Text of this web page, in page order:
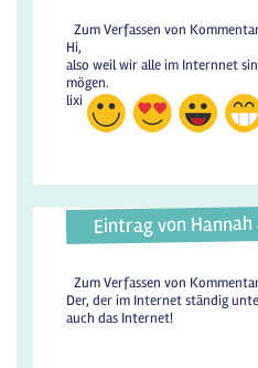
Zum Verfassen von
Hi,
also weil wir alle im Internnet
mögen.
lixi
Eintrag von
Zum Verfassen von
Der, der im Internet ständig
auch das Internet!